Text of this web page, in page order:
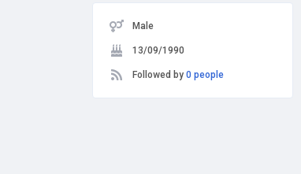
Male
13/09/1990
Followed by 0 people